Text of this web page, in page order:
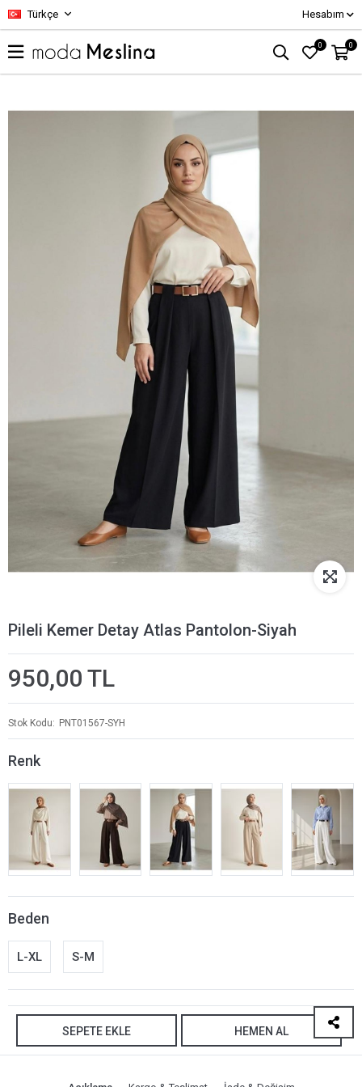
Türkçe Hesabım
0 0
Pileli Kemer Detay Atlas Pantolon-Siyah
950,00 TL
Stok Kodu PNT01567-SYH
Renk
Beden
L-XL S-M
SEPETE EKLE HEMEN AL